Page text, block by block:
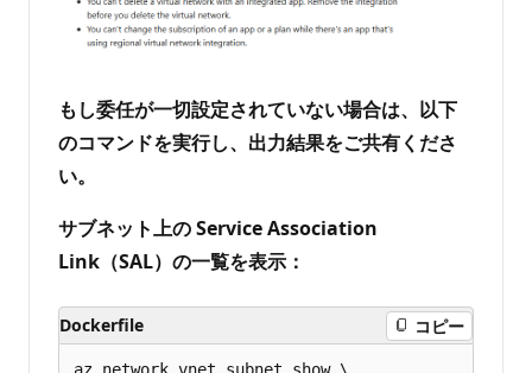
もし委任が一切設定されていない場合は、以下
のコマンドを実行し、出力結果をご共有くださ
い。
サブネット上の Service Association
Link（SAL）の一覧を表示：
Dockerfile コピー